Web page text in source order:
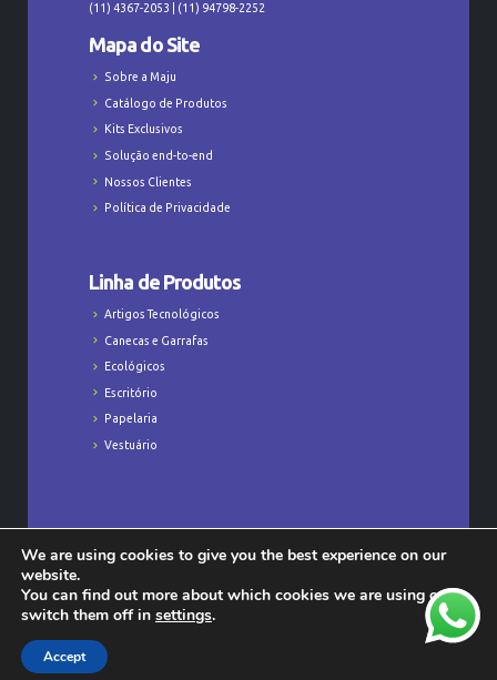
(11) 4367-2053 | (11) 94798-2252
Mapa do Site
Sobre a Maju
Catálogo de Produtos
Kits Exclusivos
Solução end-to-end
Nossos Clientes
Política de Privacidade
Linha de Produtos
Artigos Tecnológicos
Canecas e Garrafas
Ecológicos
Escritório
Papelaria
Vestuário
Todos os Direitos Reservados © Majú
We are using cookies to give you the best experience on our
website.
You can find out more about which cookies we are using or
switch them off in settings.
Accept